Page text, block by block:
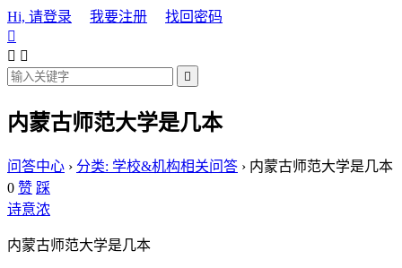
Hi, 请登录 我要注册
找回密码

 

内蒙古师范大学是几本
问答中心 › 分类: 学校&机构相关问答 › 内蒙古师范大学是几本
0 赞 踩
诗意浓
内蒙古师范大学是几本